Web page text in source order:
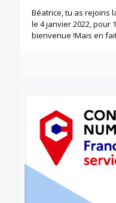
Béatrice, tu as rejoins
le 4 janvier 2022, pour
bienvenue !Mais en